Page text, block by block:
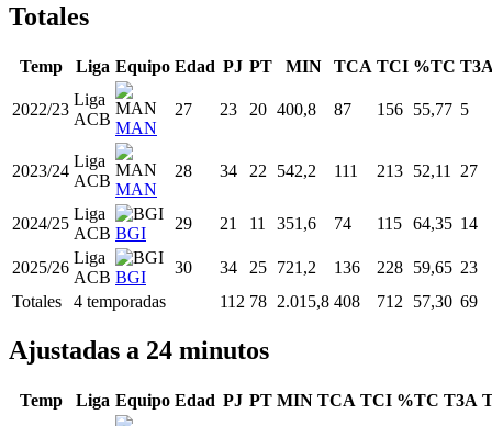
Totales
Temp Liga Equipo Edad PJ PT MIN TCA TCI %TC
2022/23
Liga
ACB MAN
27 23 20 400,8 87 156 55,77 5
2023/24
Liga
ACB MAN
28 34 22 542,2 111 213 52,11 27
2024/25
Liga
ACB BGI
29 21 11 351,6 74 115 64,35 14
2025/26
Liga
ACB BGI
30 34 25 721,2 136 228 59,65 23
Totales
4 temporadas 112 78 2.015,8 408 712 57,30 69
Ajustadas a 24 minutos
Temp Liga Equipo Edad PJ PT MIN TCA TCI %TC T3A